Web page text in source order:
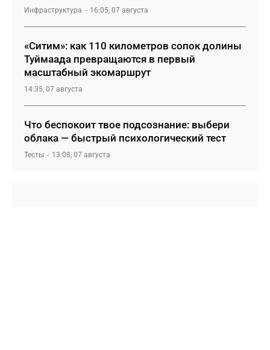
Инфраструктура 16:05, 07 августа
«Ситим»: как 110 километров сопок долины
Туймаада превращаются в первый
масштабный экомаршрут
14:35, 07 августа
Что беспокоит твое подсознание: выбери
облака — быстрый психологический тест
Тесты 13:08, 07 августа